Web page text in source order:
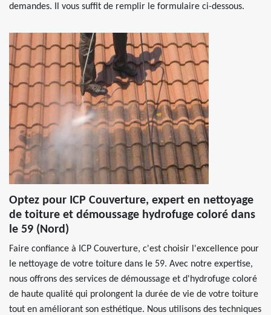
demandes. Il vous suffit de remplir le formulaire ci-dessous.
Optez pour ICP Couverture, expert en nettoyage
de toiture et démoussage hydrofuge coloré dans
le 59 (Nord)
Faire confiance à ICP Couverture, c'est choisir l'excellence pour
le nettoyage de votre toiture dans le 59. Avec notre expertise,
nous offrons des services de démoussage et d'hydrofuge coloré
de haute qualité qui prolongent la durée de vie de votre toiture
tout en améliorant son esthétique. Nous utilisons des techniques